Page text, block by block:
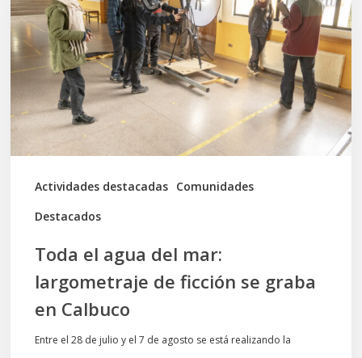
Actividades destacadas Comunidades
Destacados
del
mar:
largometraje
de
ficción
se
graba
Toda el agua del mar:
largometraje de ficción se graba
en Calbuco
Entre el 28 de julio y el 7 de agosto se está realizando la